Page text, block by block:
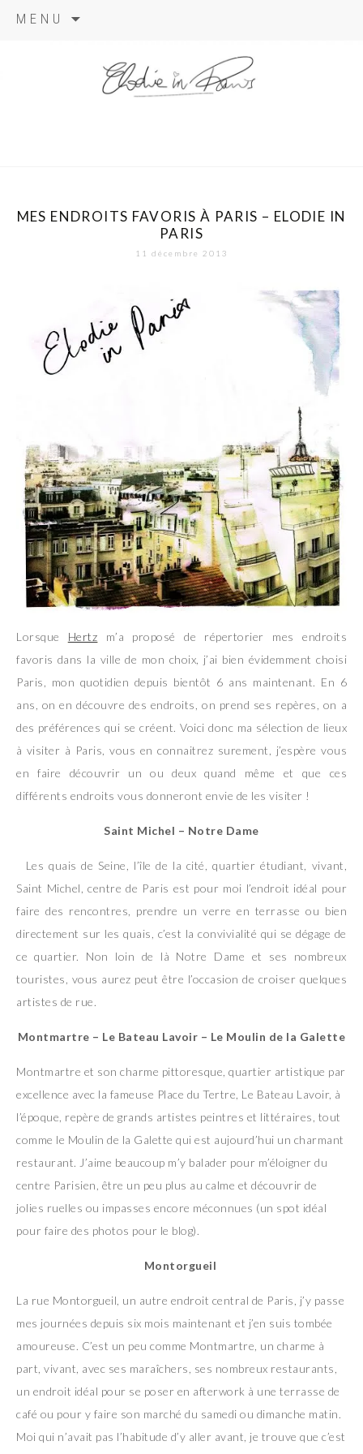
MENU
MES ENDROITS FAVORIS À PARIS – ELODIE IN
PARIS
11 décembre 2013
Lorsque Hertz m’a proposé de répertorier mes endroits
favoris dans la ville de mon choix, j’ai bien évidemment choisi
Paris, mon quotidien depuis bientôt 6 ans maintenant. En 6
ans, on en découvre des endroits, on prend ses repères, on a
des préférences qui se créent. Voici donc ma sélection de lieux
à visiter à Paris, vous en connaitrez surement, j’espère vous
en faire découvrir un ou deux quand même et que ces
différents endroits vous donneront envie de les visiter !
Saint Michel – Notre Dame
Les quais de Seine, l’île de la cité, quartier étudiant, vivant,
Saint Michel, centre de Paris est pour moi l’endroit idéal pour
faire des rencontres, prendre un verre en terrasse ou bien
directement sur les quais, c’est la convivialité qui se dégage de
ce quartier. Non loin de là Notre Dame et ses nombreux
touristes, vous aurez peut être l’occasion de croiser quelques
artistes de rue.
Montmartre – Le Bateau Lavoir – Le Moulin de la Galette
Montmartre et son charme pittoresque, quartier artistique par
excellence avec la fameuse Place du Tertre, Le Bateau Lavoir, à
l’époque, repère de grands artistes peintres et littéraires, tout
comme le Moulin de la Galette qui est aujourd’hui un charmant
restaurant. J’aime beaucoup m’y balader pour m’éloigner du
centre Parisien, être un peu plus au calme et découvrir de
jolies ruelles ou impasses encore méconnues (un spot idéal
pour faire des photos pour le blog).
Montorgueil
La rue Montorgueil, un autre endroit central de Paris, j’y passe
mes journées depuis six mois maintenant et j’en suis tombée
amoureuse. C’est un peu comme Montmartre, un charme à
part, vivant, avec ses maraîchers, ses nombreux restaurants,
un endroit idéal pour se poser en afterwork à une terrasse de
café ou pour y faire son marché du samedi ou dimanche matin.
Moi qui n’avait pas l’habitude d’y aller avant, je trouve que c’est